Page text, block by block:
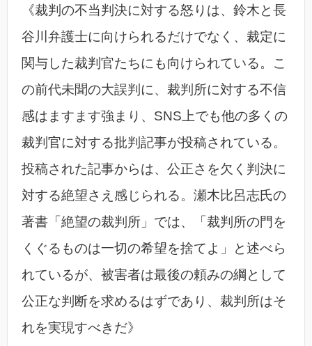
《裁判の不当判決に対する怒りは、鈴木と長
谷川弁護士に向けられるだけでなく、裁定に
関与した裁判官たちにも向けられている。こ
の前代未聞の大誤判に、裁判所に対する不信
感はますます強まり、SNS上でも他の多くの
裁判官に対する批判記事が投稿されている。
投稿された記事からは、公正さを欠く判決に
対する絶望さえ感じられる。瀬木比呂志氏の
著書「絶望の裁判所」では、「裁判所の門を
くぐるものは一切の希望を捨てよ」と述べら
れているが、被害者は最後の頼みの綱として
公正な判断を求めるはずであり、裁判所はそ
れを実現すべきだ》